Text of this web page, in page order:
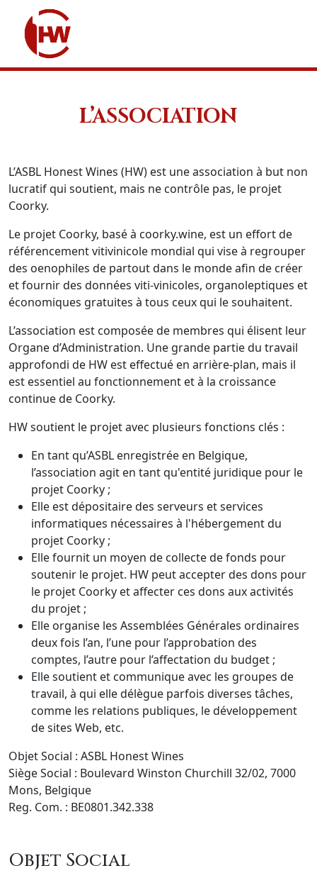
L’ASSOCIATION
L’ASBL Honest Wines (HW) est une association à but non
lucratif qui soutient, mais ne contrôle pas, le projet
Coorky.
Le projet Coorky, basé à coorky.wine, est un effort de
référencement vitivinicole mondial qui vise à regrouper
des oenophiles de partout dans le monde afin de créer
et fournir des données viti-vinicoles, organoleptiques et
économiques gratuites à tous ceux qui le souhaitent.
L’association est composée de membres qui élisent leur
Organe d’Administration. Une grande partie du travail
approfondi de HW est effectué en arrière-plan, mais il
est essentiel au fonctionnement et à la croissance
continue de Coorky.
HW soutient le projet avec plusieurs fonctions clés :
En tant qu’ASBL enregistrée en Belgique,
l’association agit en tant qu'entité juridique pour le
projet Coorky ;
Elle est dépositaire des serveurs et services
informatiques nécessaires à l'hébergement du
projet Coorky ;
Elle fournit un moyen de collecte de fonds pour
soutenir le projet. HW peut accepter des dons pour
le projet Coorky et affecter ces dons aux activités
du projet ;
Elle organise les Assemblées Générales ordinaires
deux fois l’an, l’une pour l’approbation des
comptes, l’autre pour l’affectation du budget ;
Elle soutient et communique avec les groupes de
travail, à qui elle délègue parfois diverses tâches,
comme les relations publiques, le développement
de sites Web, etc.
Objet Social : ASBL Honest Wines
Siège Social : Boulevard Winston Churchill 32/02, 7000
Mons, Belgique
Reg. Com. : BE0801.342.338
Objet Social